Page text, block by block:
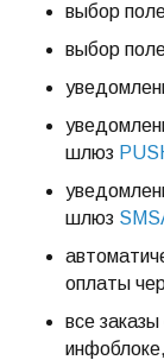
выбор
выбор
шлюз
шлюз
оплаты
все